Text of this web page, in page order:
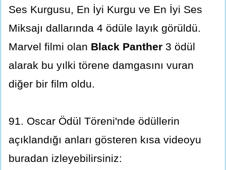
Ses Kurgusu, En İyi Kurgu ve En İyi Ses
Miksajı dallarında 4 ödüle layık görüldü.
Marvel filmi olan Black Panther 3 ödül
alarak bu yılki törene damgasını vuran
diğer bir film oldu.
91. Oscar Ödül Töreni'nde ödüllerin
açıklandığı anları gösteren kısa videoyu
buradan izleyebilirsiniz: